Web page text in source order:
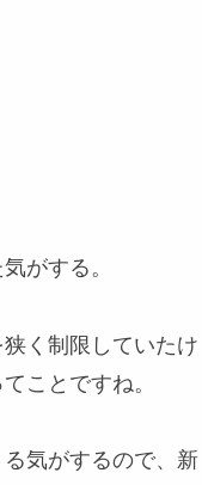
がする。
く制限していたけ
ことですね。
気がするので、新